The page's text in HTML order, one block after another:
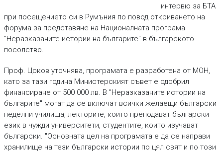
интервю за БТА
при посещението си в Румъния по повод откриването на
форума за представяне на Националната програма
"Неразказаните истории на българите" в българското
посолство.
Проф. Цоков уточнява, програмата е разработена от МОН,
като за тази година Министерският съвет е одобрил
финансиране от 500 000 лв. В "Неразказаните истории на
българите" могат да се включат всички желаещи български
неделни училища, лекторите, които преподават български
език в чужди университети, студентите, които изучават
български. "Основната цел на програмата е да се направи
хранилище на тези български истории по цял свят и по този